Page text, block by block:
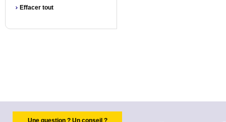
Effacer tout
Une question ? Un conseil ?